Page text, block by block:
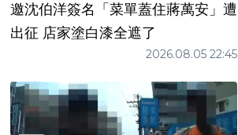
邀沈伯洋簽名「菜單蓋住蔣萬安」遭
出征 店家塗白漆全遮了
2026.08.05 22:45